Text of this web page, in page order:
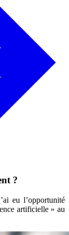
?
eu l’opportunité
artificielle » au